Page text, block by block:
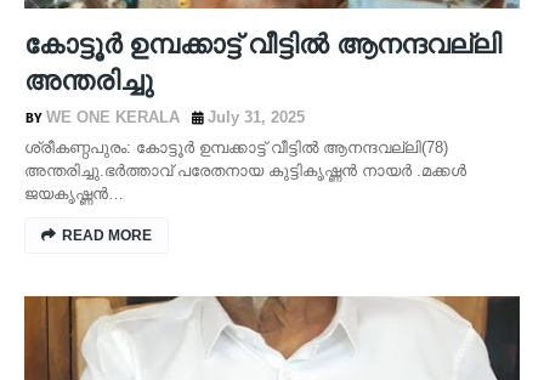
കോട്ടൂർ ഉമ്പക്കാട്ട് വീട്ടിൽ ആനന്ദവല്ലി
അന്തരിച്ചു
WE ONE KERALA
July 31, 2025
ശ്രീകണ്ഠപുരം: കോട്ടൂർ ഉമ്പക്കാട്ട് വീട്ടിൽ ആനന്ദവല്ലി(78)
അന്തരിച്ചു.ഭർത്താവ് പരേതനായ കുട്ടികൃഷ്ണൻ നായർ .മക്കൾ
ജയകൃഷ്ണൻ…
READ MORE